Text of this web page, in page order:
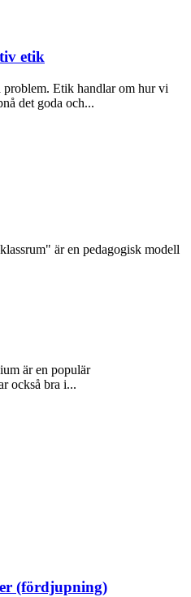
etik
Etik handlar om hur vi
det goda och...
är en pedagogisk modell
är en populär
också bra i...
(fördjupning)